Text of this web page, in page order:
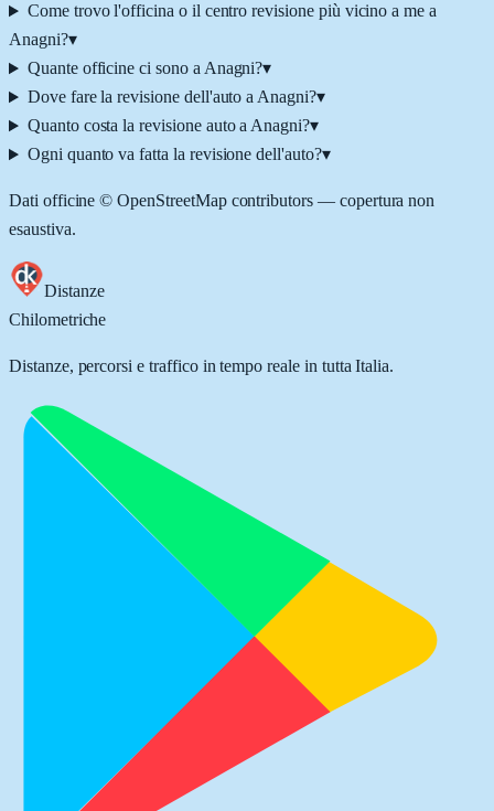
Come trovo l'officina o il centro revisione più vicino a me a
Anagni?▾
Quante officine ci sono a Anagni?▾
Dove fare la revisione dell'auto a Anagni?▾
Quanto costa la revisione auto a Anagni?▾
Ogni quanto va fatta la revisione dell'auto?▾
Dati officine © OpenStreetMap contributors — copertura non
esaustiva.
Distanze
Chilometriche
Distanze, percorsi e traffico in tempo reale in tutta Italia.